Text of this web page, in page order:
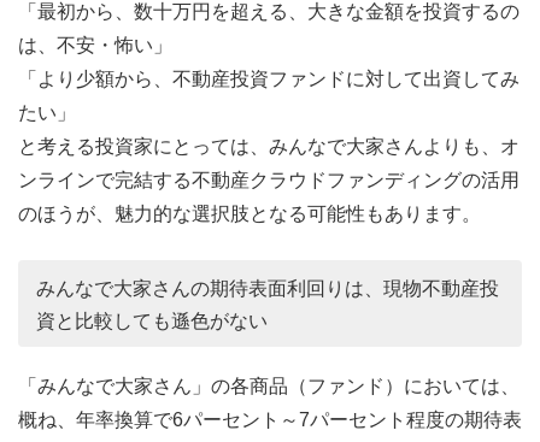
「最初から、数十万円を超える、大きな金額を投資するの
は、不安・怖い」
「より少額から、不動産投資ファンドに対して出資してみ
たい」
と考える投資家にとっては、みんなで大家さんよりも、オ
ンラインで完結する不動産クラウドファンディングの活用
のほうが、魅力的な選択肢となる可能性もあります。
みんなで大家さんの期待表面利回りは、現物不動産投
資と比較しても遜色がない
「みんなで大家さん」の各商品（ファンド）においては、
概ね、年率換算で6パーセント～7パーセント程度の期待表